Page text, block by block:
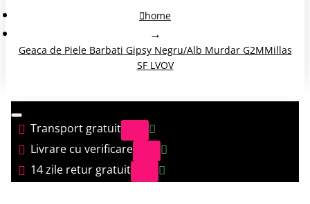
home
Geaca de Piele Barbati Gipsy Negru/Alb Murdar G2MMillas
SF LVOV
Transport gratuit
Livrare cu verificare
14 zile retur gratuit